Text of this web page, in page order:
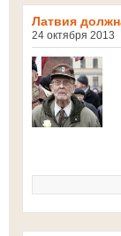
Латвия
24 октября 2013